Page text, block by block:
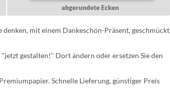
denken, mit einem Dankeschön-Präsent, geschmückt
gestalten!" Dort ändern oder ersetzen Sie den
Schnelle Lieferung, günstiger Preis